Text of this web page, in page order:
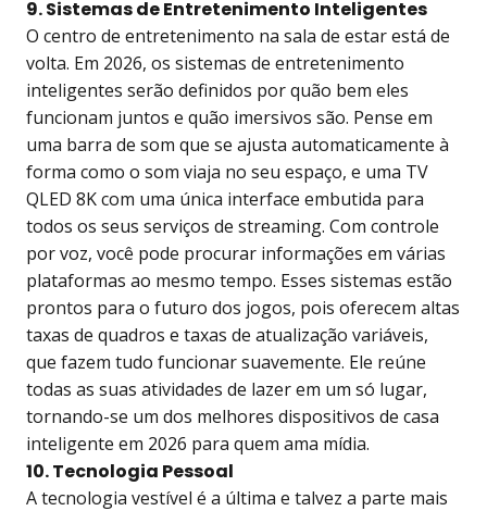
9. Sistemas de Entretenimento Inteligentes
O centro de entretenimento na sala de estar está de
volta. Em 2026, os sistemas de entretenimento
inteligentes serão definidos por quão bem eles
funcionam juntos e quão imersivos são. Pense em
uma barra de som que se ajusta automaticamente à
forma como o som viaja no seu espaço, e uma TV
QLED 8K com uma única interface embutida para
todos os seus serviços de streaming. Com controle
por voz, você pode procurar informações em várias
plataformas ao mesmo tempo. Esses sistemas estão
prontos para o futuro dos jogos, pois oferecem altas
taxas de quadros e taxas de atualização variáveis,
que fazem tudo funcionar suavemente. Ele reúne
todas as suas atividades de lazer em um só lugar,
tornando-se um dos melhores dispositivos de casa
inteligente em 2026 para quem ama mídia.
10. Tecnologia Pessoal
A tecnologia vestível é a última e talvez a parte mais